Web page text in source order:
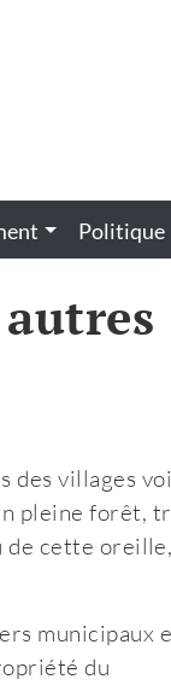
Politique
des villages
pleine forêt,
de cette
municipaux
du